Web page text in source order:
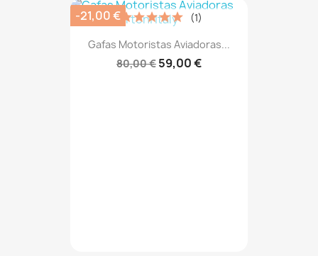
Gafas Motoristas Aviadoras...
80,00 € 59,00 €
(1)
-21,00 €